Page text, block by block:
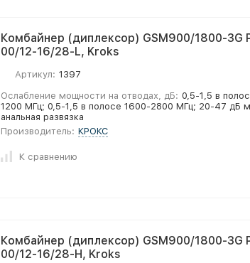
Комбайнер (диплексор) GSM900/1800-3G
00/12-16/28-L, Kroks
Артикул: 1397
Ослабление мощности на отводах, дБ: 0,5-1,5 в
1200 МГц; 0,5-1,5 в полосе 1600-2800 МГц; 20-47 дБ
анальная развязка
Производитель: КРОКС
К сравнению
Комбайнер (диплексор) GSM900/1800-3G
00/12-16/28-H, Kroks